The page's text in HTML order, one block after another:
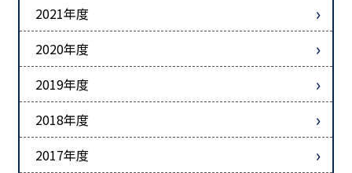
2021年度
2020年度
2019年度
2018年度
2017年度